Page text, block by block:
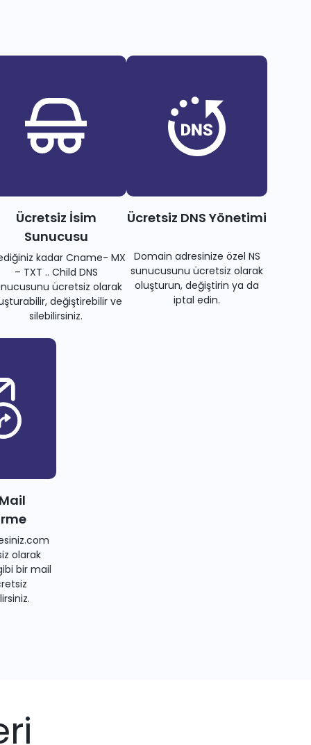
Ücretsiz İsim
Sunucusu
kadar Cname- MX
– TXT .. Child DNS
ücretsiz olarak
değiştirebilir ve
silebilirsiniz.
Ücretsiz DNS Yönetimi
Domain adresinize özel NS
sunucusunu ücretsiz olarak
oluşturun, değiştirin ya da
iptal edin.
olarak
bir mail